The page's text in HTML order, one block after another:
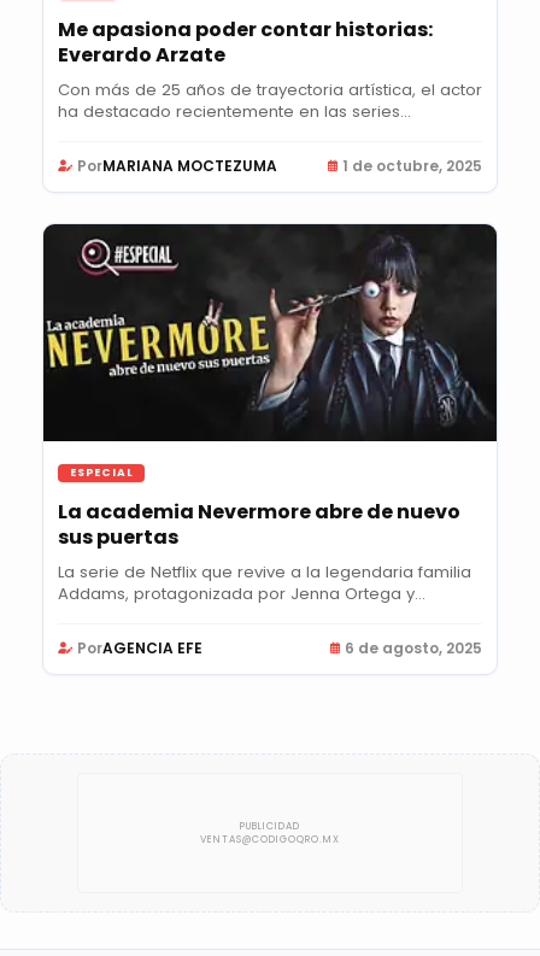
Me apasiona poder contar historias:
Everardo Arzate
Con más de 25 años de trayectoria artística, el actor
ha destacado recientemente en las series...
PorMARIANA MOCTEZUMA 1 de octubre, 2025
ESPECIAL
La academia Nevermore abre de nuevo
sus puertas
La serie de Netflix que revive a la legendaria familia
Addams, protagonizada por Jenna Ortega y...
PorAGENCIA EFE 6 de agosto, 2025